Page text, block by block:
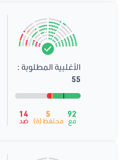
الأغلبية المطلوبة :
55
92
مع
5
محتفظ(ة)
14
ضد